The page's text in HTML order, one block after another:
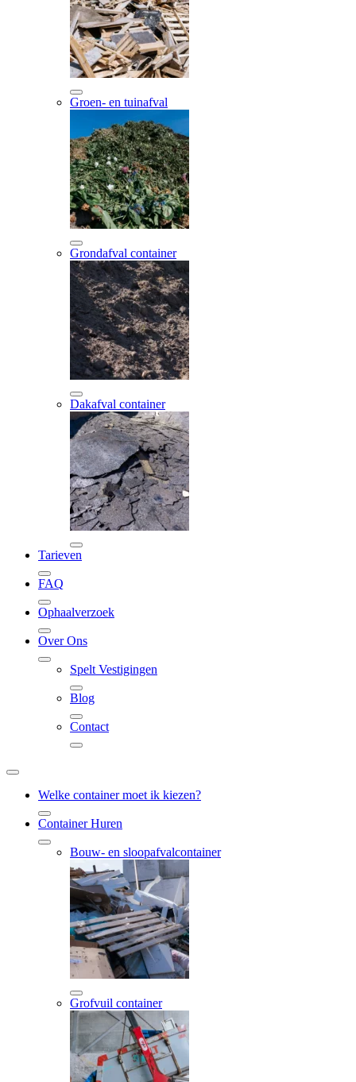
Groen- en tuinafval
Grondafval container
Dakafval container
Tarieven
FAQ
Ophaalverzoek
Over Ons
Spelt Vestigingen
Blog
Contact
Welke container moet ik kiezen?
Container Huren
Bouw- en sloopafvalcontainer
Grofvuil container